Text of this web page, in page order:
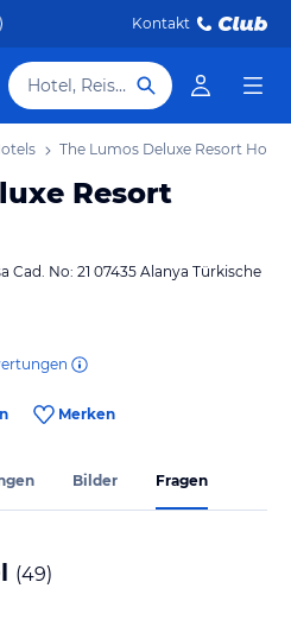
Kontakt
Hotel, Reiseziel
The Lumos Deluxe Resort Hotel
Resort
Cad. No: 21 07435 Alanya Türkische
Merken
Bilder Fragen
(49)